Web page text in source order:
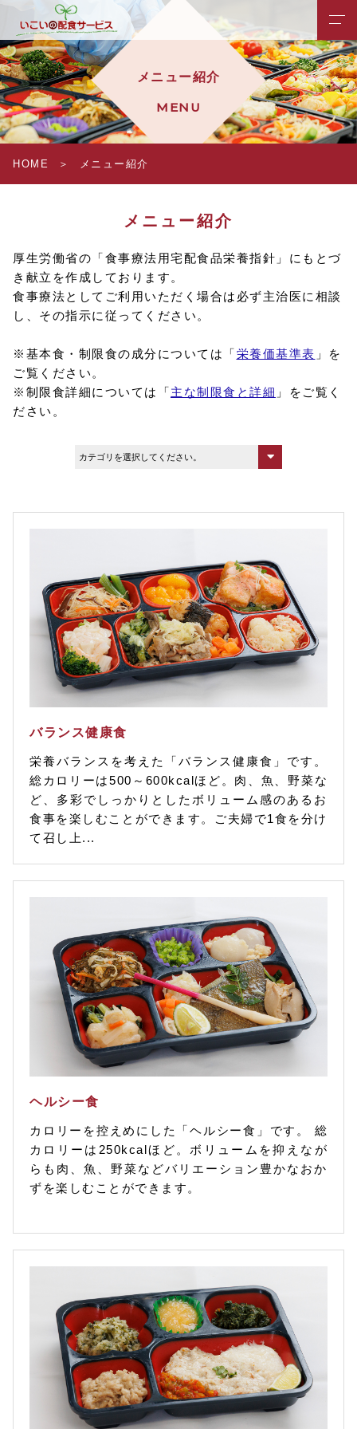
メニュー紹介
MENU
HOME メニュー紹介
メニュー紹介
厚生労働省の「食事療法用宅配食品栄養指針」にもとづ
き献立を作成しております。
食事療法としてご利用いただく場合は必ず主治医に相談
し、その指示に従ってください。
※基本食・制限食の成分については「栄養価基準表 」を
ご覧ください。
※制限食詳細については「主な制限食と詳細 」をご覧く
ださい。
バランス健康食
栄養バランスを考えた「バランス健康食」です。
総カロリーは500～600kcalほど。肉、魚、野菜な
ど、多彩でしっかりとしたボリューム感のあるお
食事を楽しむことができます。ご夫婦で1食を分け
て召し上...
ヘルシー食
カロリーを控えめにした「ヘルシー食」です。 総
カロリーは250kcalほど。ボリュームを抑えなが
らも肉、魚、野菜などバリエーション豊かなおか
ずを楽しむことができます。